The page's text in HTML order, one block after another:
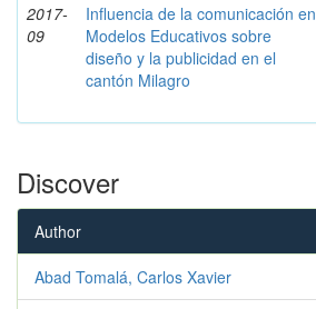
2017-
09
Influencia de la comunicación en
Modelos Educativos sobre
diseño y la publicidad en el
cantón Milagro
Discover
Author
Abad Tomalá, Carlos Xavier